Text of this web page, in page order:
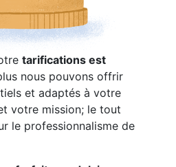
tarifications est
nous pouvons offrir
et adaptés à votre
votre mission; le tout
le professionnalisme de